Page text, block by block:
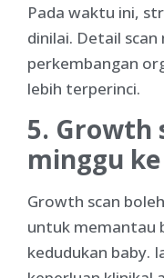
Pada waktu ini,
dinilai. Detail
perkembangan
lebih terperinci.
5. Growth
minggu
Growth scan
untuk memantau
kedudukan baby.